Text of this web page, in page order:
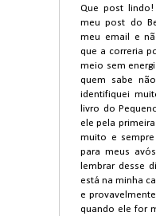
Que post lindo!
meu post do
meu email e
que a correria
meio sem
quem sabe
identifiquei
livro do
ele pela
muito e
para meus
lembrar desse
está na minha
e
quando ele for